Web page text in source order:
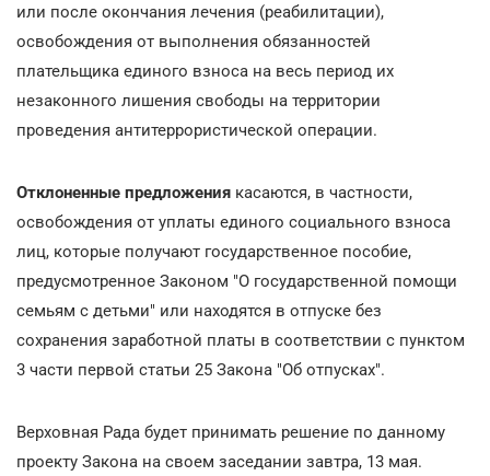
или после окончания лечения (реабилитации),
освобождения от выполнения обязанностей
плательщика единого взноса на весь период их
незаконного лишения свободы на территории
проведения антитеррористической операции.
Отклоненные предложения касаются, в частности,
освобождения от уплаты единого социального взноса
лиц, которые получают государственное пособие,
предусмотренное Законом "О государственной помощи
семьям с детьми" или находятся в отпуске без
сохранения заработной платы в соответствии с пунктом
3 части первой статьи 25 Закона "Об отпусках".
Верховная Рада будет принимать решение по данному
проекту Закона на своем заседании завтра, 13 мая.